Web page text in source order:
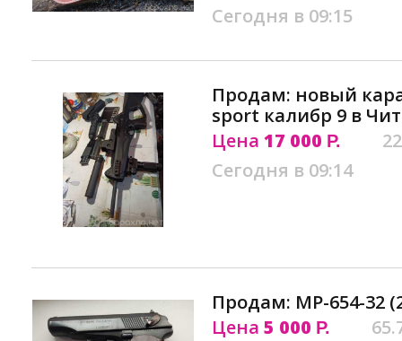
Сегодня в 09:15
Продам: новый
sport калибр 9 в
Цена 17 000 Р.
Сегодня в 09:14
Продам: МР-654-32
Цена 5 000 Р.